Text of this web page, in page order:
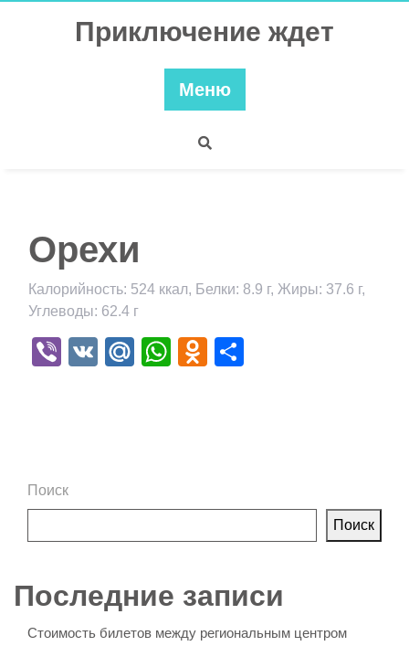
Приключение ждет
Меню
Орехи
Калорийность: 524 ккал, Белки: 8.9 г, Жиры: 37.6 г,
Углеводы: 62.4 г
Viber
VK Mail.Ru
WhatsApp
Odnoklassniki
Поиск
Поиск
Последние записи
Стоимость билетов между региональным центром